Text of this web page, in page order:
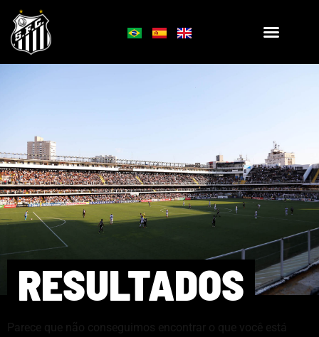
RESULTADOS
Parece que não conseguimos encontrar o que você está